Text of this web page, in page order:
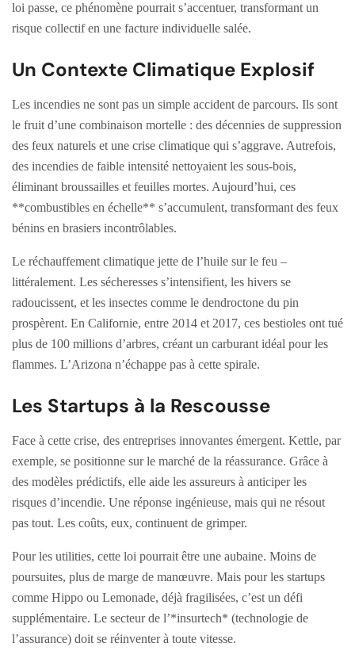
loi passe, ce phénomène pourrait s’accentuer, transformant un
risque collectif en une facture individuelle salée.
Un Contexte Climatique Explosif
Les incendies ne sont pas un simple accident de parcours. Ils sont
le fruit d’une combinaison mortelle : des décennies de suppression
des feux naturels et une crise climatique qui s’aggrave. Autrefois,
des incendies de faible intensité nettoyaient les sous-bois,
éliminant broussailles et feuilles mortes. Aujourd’hui, ces
**combustibles en échelle** s’accumulent, transformant des feux
bénins en brasiers incontrôlables.
Le réchauffement climatique jette de l’huile sur le feu –
littéralement. Les sécheresses s’intensifient, les hivers se
radoucissent, et les insectes comme le dendroctone du pin
prospèrent. En Californie, entre 2014 et 2017, ces bestioles ont tué
plus de 100 millions d’arbres, créant un carburant idéal pour les
flammes. L’Arizona n’échappe pas à cette spirale.
Les Startups à la Rescousse
Face à cette crise, des entreprises innovantes émergent. Kettle, par
exemple, se positionne sur le marché de la réassurance. Grâce à
des modèles prédictifs, elle aide les assureurs à anticiper les
risques d’incendie. Une réponse ingénieuse, mais qui ne résout
pas tout. Les coûts, eux, continuent de grimper.
Pour les utilities, cette loi pourrait être une aubaine. Moins de
poursuites, plus de marge de manœuvre. Mais pour les startups
comme Hippo ou Lemonade, déjà fragilisées, c’est un défi
supplémentaire. Le secteur de l’*insurtech* (technologie de
l’assurance) doit se réinventer à toute vitesse.